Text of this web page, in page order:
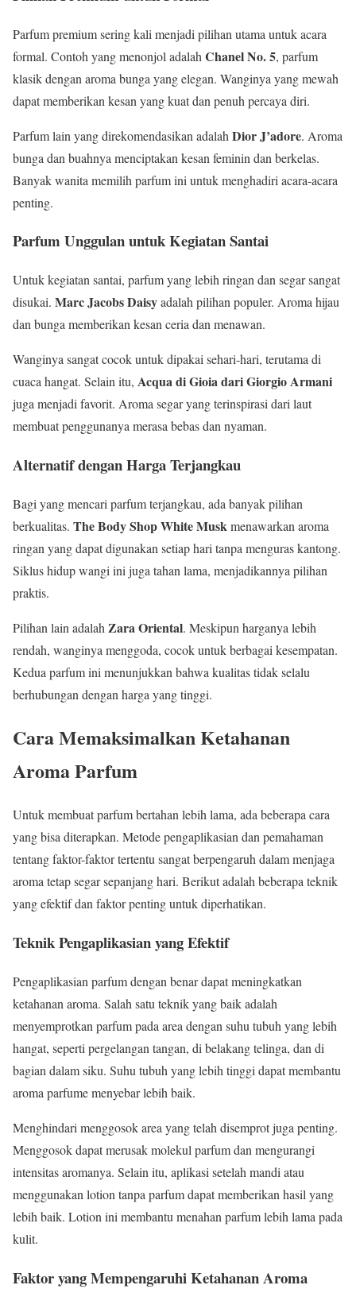
Parfum premium sering kali menjadi pilihan utama untuk acara
formal. Contoh yang menonjol adalah Chanel No. 5, parfum
klasik dengan aroma bunga yang elegan. Wanginya yang mewah
dapat memberikan kesan yang kuat dan penuh percaya diri.
Parfum lain yang direkomendasikan adalah Dior J’adore. Aroma
bunga dan buahnya menciptakan kesan feminin dan berkelas.
Banyak wanita memilih parfum ini untuk menghadiri acara-acara
penting.
Parfum Unggulan untuk Kegiatan Santai
Untuk kegiatan santai, parfum yang lebih ringan dan segar sangat
disukai. Marc Jacobs Daisyadalah pilihan populer. Aroma hijau
dan bunga memberikan kesan ceria dan menawan.
Wanginya sangat cocok untuk dipakai sehari-hari, terutama di
cuaca hangat. Selain itu, Acqua di Gioia dari Giorgio Armani
juga menjadi favorit. Aroma segar yang terinspirasi dari laut
membuat penggunanya merasa bebas dan nyaman.
Alternatif dengan Harga Terjangkau
Bagi yang mencari parfum terjangkau, ada banyak pilihan
berkualitas. The Body Shop White Musk menawarkan aroma
ringan yang dapat digunakan setiap hari tanpa menguras kantong.
Siklus hidup wangi ini juga tahan lama, menjadikannya pilihan
praktis.
Pilihan lain adalah Zara Oriental. Meskipun harganya lebih
rendah, wanginya menggoda, cocok untuk berbagai kesempatan.
Kedua parfum ini menunjukkan bahwa kualitas tidak selalu
berhubungan dengan harga yang tinggi.
Cara Memaksimalkan Ketahanan
Aroma Parfum
Untuk membuat parfum bertahan lebih lama, ada beberapa cara
yang bisa diterapkan. Metode pengaplikasian dan pemahaman
tentang faktor-faktor tertentu sangat berpengaruh dalam menjaga
aroma tetap segar sepanjang hari. Berikut adalah beberapa teknik
yang efektif dan faktor penting untuk diperhatikan.
Teknik Pengaplikasian yang Efektif
Pengaplikasian parfum dengan benar dapat meningkatkan
ketahanan aroma. Salah satu teknik yang baik adalah
menyemprotkan parfum pada area dengan suhu tubuh yang lebih
hangat, seperti pergelangan tangan, di belakang telinga, dan di
bagian dalam siku. Suhu tubuh yang lebih tinggi dapat membantu
aroma parfume menyebar lebih baik.
Menghindari menggosok area yang telah disemprot juga penting.
Menggosok dapat merusak molekul parfum dan mengurangi
intensitas aromanya. Selain itu, aplikasi setelah mandi atau
menggunakan lotion tanpa parfum dapat memberikan hasil yang
lebih baik. Lotion ini membantu menahan parfum lebih lama pada
kulit.
Faktor yang Mempengaruhi Ketahanan Aroma